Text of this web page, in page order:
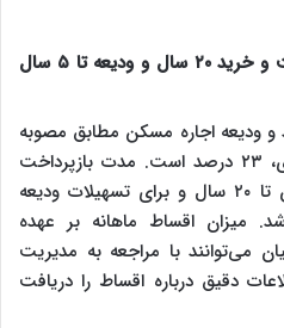
مدت بازپرداخت تسهیلات ساخت و خرید ۲۰ سال و ودیعه تا ۵ سال
ودیعه اجاره مسکن مطابق مصوبه
شورای پول و اعتبار بانک مرکزی، ۲۳ درصد است. مدت بازپرداخت
تسهیلات ساخت و خرید مسکن تا ۲۰ سال و برای تسهیلات ودیعه
۵ سال می‌باشد. میزان اقساط ماهانه بر عهده
می‌توانند با مراجعه به مدیریت
دقیق درباره اقساط را دریافت